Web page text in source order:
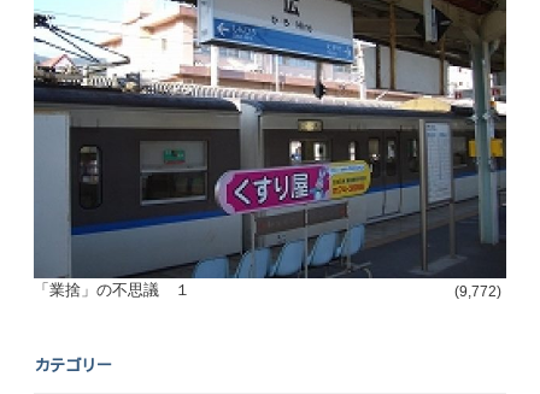
「業捨」の不思議 １ (9,772)
カテゴリー